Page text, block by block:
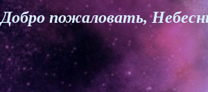
Добро пожаловать,